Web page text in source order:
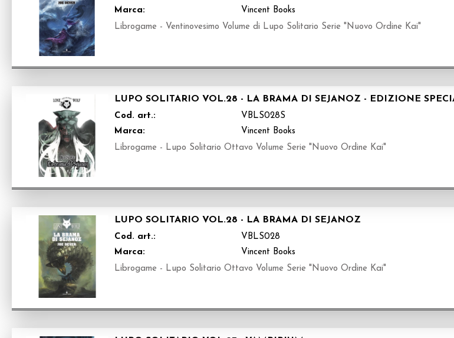
Marca:
Vincent Books
Librogame - Ventinovesimo Volume di Lupo Solitario Serie "Nuovo Ordine Kai"
LUPO SOLITARIO VOL.28 - LA BRAMA DI SEJANOZ - EDIZIONE
Cod. art.:
VBLS028S
Marca:
Vincent Books
Librogame - Lupo Solitario Ottavo Volume Serie "Nuovo Ordine Kai"
LUPO SOLITARIO VOL.28 - LA BRAMA DI SEJANOZ
Cod. art.:
VBLS028
Marca:
Vincent Books
Librogame - Lupo Solitario Ottavo Volume Serie "Nuovo Ordine Kai"